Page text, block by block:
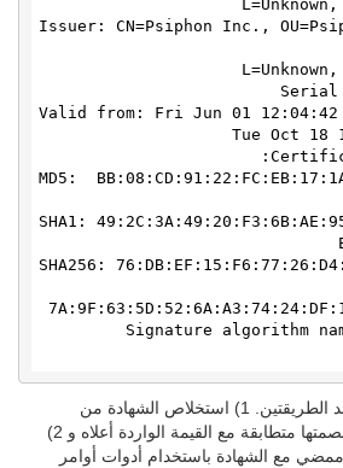
Issuer: CN=Psiphon Inc.,
Valid from: Fri Jun 01 12:04:42
MD5:
SHA1:
SHA256:
يمكن التحقق من APK بأحد الطريقتين. 1) استخلاص الشهادة من
الأرشيف والتحقق من أن بصمتها متطابقة مع القيمة الواردة أعلاه و 2)
التحقق من أن ملف APK ممضي مع الشهادة باستخدام أدوات أوامر